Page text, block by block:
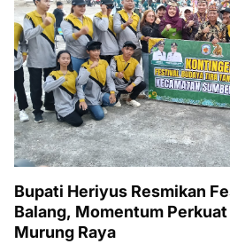
Bupati Heriyus Resmikan
Balang, Momentum
Murung Raya